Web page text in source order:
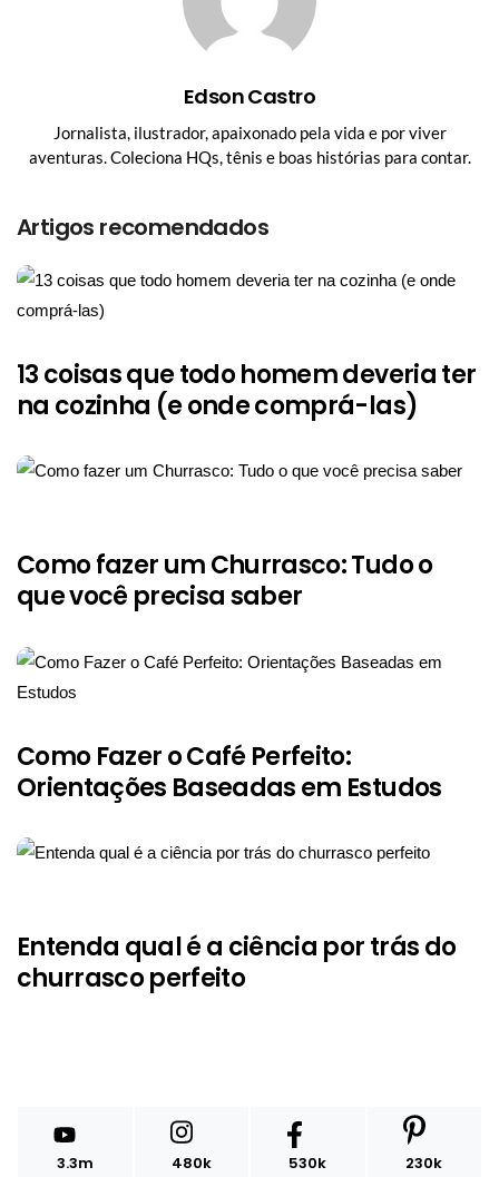
Edson Castro
Jornalista, ilustrador, apaixonado pela vida e por viver
aventuras. Coleciona HQs, tênis e boas histórias para contar.
Artigos recomendados
13 coisas que todo homem deveria ter
na cozinha (e onde comprá-las)
Como fazer um Churrasco: Tudo o
que você precisa saber
Como Fazer o Café Perfeito:
Orientações Baseadas em Estudos
Entenda qual é a ciência por trás do
churrasco perfeito
3.3m 480k 530k 230k